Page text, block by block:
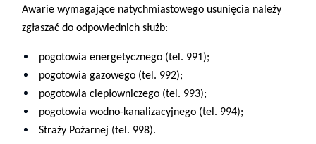
Awarie wymagające natychmiastowego usunięcia należy
zgłaszać do odpowiednich służb:
pogotowia energetycznego (tel. 991);
pogotowia gazowego (tel. 992);
pogotowia ciepłowniczego (tel. 993);
pogotowia wodno-kanalizacyjnego (tel. 994);
Straży Pożarnej (tel. 998).